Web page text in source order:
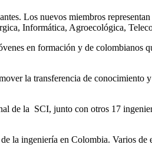
Los nuevos miembros
Informática, Agroecológica,
en formación y de colombianos
la transferencia de conocimiento
de la SCI, junto con otros 17
la ingeniería en Colombia. Varios de